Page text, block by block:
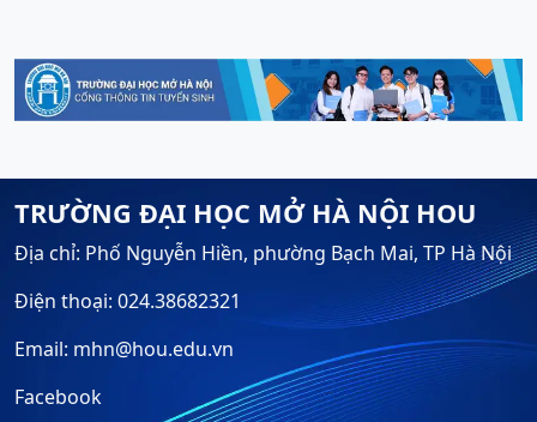
TRƯỜNG ĐẠI HỌC MỞ HÀ NỘI HOU
Địa chỉ: Phố Nguyễn Hiền, phường Bạch Mai, TP Hà Nội
Điện thoại: 024.38682321
Email: mhn@hou.edu.vn
Facebook